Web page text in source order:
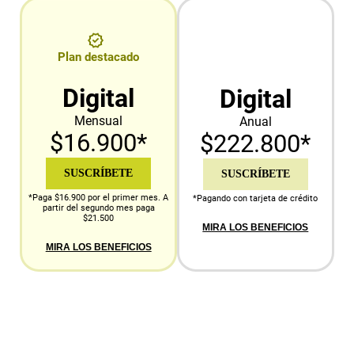
Plan destacado
Digital
Mensual
$16.900*
SUSCRÍBETE
*Paga $16.900 por el primer mes. A
partir del segundo mes paga
$21.500
MIRA LOS BENEFICIOS
Digital
Anual
$222.800*
SUSCRÍBETE
*Pagando con tarjeta de crédito
MIRA LOS BENEFICIOS